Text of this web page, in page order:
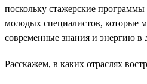
поскольку стажерские
молодых специалистов, которые
современные знания и энергию в
Расскажем, в каких отраслях